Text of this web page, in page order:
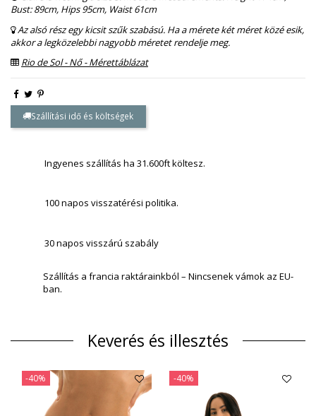
Bust: 89cm, Hips 95cm, Waist 61cm
Az alsó rész egy kicsit szűk szabású. Ha a mérete két méret közé esik,
akkor a legközelebbi nagyobb méretet rendelje meg.
Rio de Sol - Nő - Mérettáblázat
Szállítási idő és költségek
Ingyenes szállítás ha 31.600ft költesz.
100 napos visszatérési politika.
30 napos visszárú szabály
Szállítás a francia raktárainkból – Nincsenek vámok az EU-
ban.
Keverés és illesztés
-40% -40%